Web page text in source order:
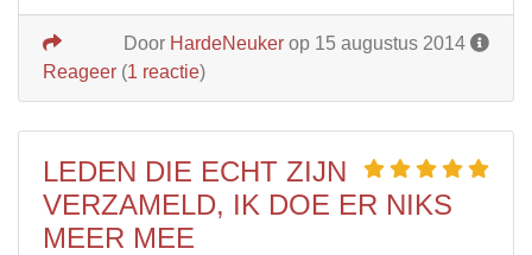
Door HardeNeuker op 15 augustus 2014
Reageer (1 reactie)
LEDEN DIE ECHT ZIJN
VERZAMELD, IK DOE ER NIKS
MEER MEE